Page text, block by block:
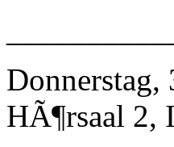
Donnerstag,
HÃ¶rsaal 2,